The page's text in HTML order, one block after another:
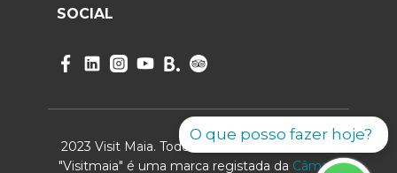
O que posso fazer hoje?
SOCIAL
2023 Visit Maia. Todos os direitos reservados.
"Visitmaia" é uma marca registada da Câmara